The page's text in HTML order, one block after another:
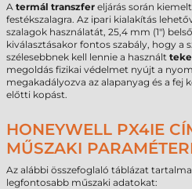
A termál transzfer eljárás során
festékszalagra. Az ipari kialakítás
szalagok használatát, 25,4 mm (1")
kiválasztásakor fontos szabály, hogy a
szélesebbnek kell lennie a használt
megoldás fizikai védelmet nyújt a
megakadályozva az alapanyag és a fej
előtti kopást.
HONEYWELL PX4IE
MŰSZAKI
Az alábbi összefoglaló táblázat
legfontosabb műszaki adatokat: